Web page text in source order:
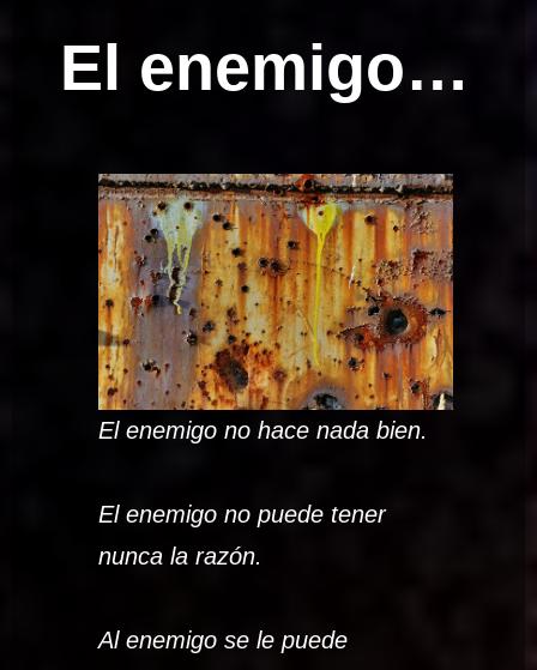
El enemigo…
El enemigo no hace nada bien.
El enemigo no puede tener
nunca la razón.
Al enemigo se le puede